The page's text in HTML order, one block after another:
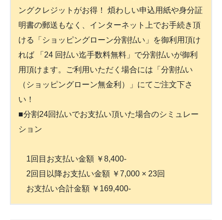
ングクレジットがお得！ 煩わしい申込用紙や身分証
明書の郵送もなく、インターネット上でお手続き頂
ける「ショッピングローン分割払い」を御利用頂け
れば 「24 回払い迄手数料無料」で分割払いが御利
用頂けます。ご利用いただく場合には「分割払い
（ショッピングローン無金利）」にてご注文下さ
い！
■分割24回払いでお支払い頂いた場合のシミュレー
ション
1回目お支払い金額 ￥8,400-
2回目以降お支払い金額 ￥7,000 × 23回
お支払い合計金額 ￥169,400-